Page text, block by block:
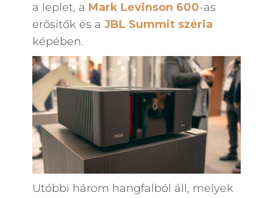
a leplet, a Mark Levinson 600-as
erősítők és a JBL Summit széria
képében.
Utóbbi három hangfalból áll, melyek